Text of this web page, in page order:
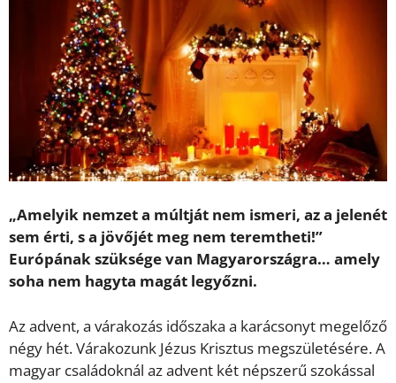
„Amelyik nemzet a múltját nem ismeri, az a jelenét
sem érti, s a jövőjét meg nem teremtheti!”
Európának szüksége van Magyarországra… amely
soha nem hagyta magát legyőzni.
Az advent, a várakozás időszaka a karácsonyt megelőző
négy hét. Várakozunk Jézus Krisztus megszületésére. A
magyar családoknál az advent két népszerű szokással